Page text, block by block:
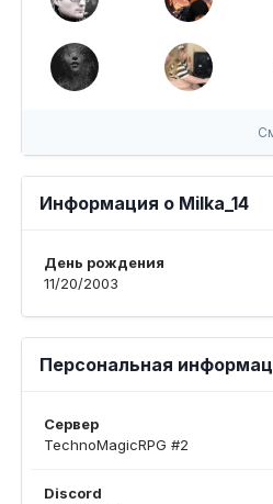
Информация о Milka_14
День рождения
11/20/2003
Персональная
Сервер
TechnoMagicRPG #2
Discord